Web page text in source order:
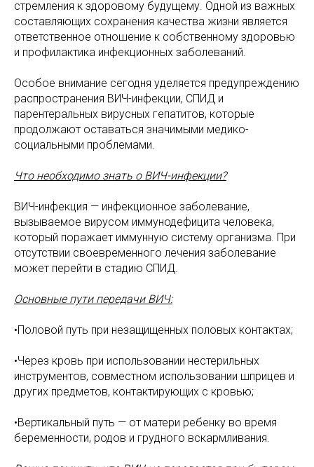
стремления к здоровому будущему. Одной из важных
составляющих сохранения качества жизни является
ответственное отношение к собственному здоровью
и профилактика инфекционных заболеваний.
Особое внимание сегодня уделяется предупреждению
распространения ВИЧ-инфекции, СПИД и
парентеральных вирусных гепатитов, которые
продолжают оставаться значимыми медико-
социальными проблемами.
Что необходимо знать о ВИЧ-инфекции?
ВИЧ-инфекция — инфекционное заболевание,
вызываемое вирусом иммунодефицита человека,
который поражает иммунную систему организма. При
отсутствии своевременного лечения заболевание
может перейти в стадию СПИД.
Основные пути передачи ВИЧ:
•Половой путь при незащищенных половых контактах;
•Через кровь при использовании нестерильных
инструментов, совместном использовании шприцев и
других предметов, контактирующих с кровью;
•Вертикальный путь — от матери ребенку во время
беременности, родов и грудного вскармливания.